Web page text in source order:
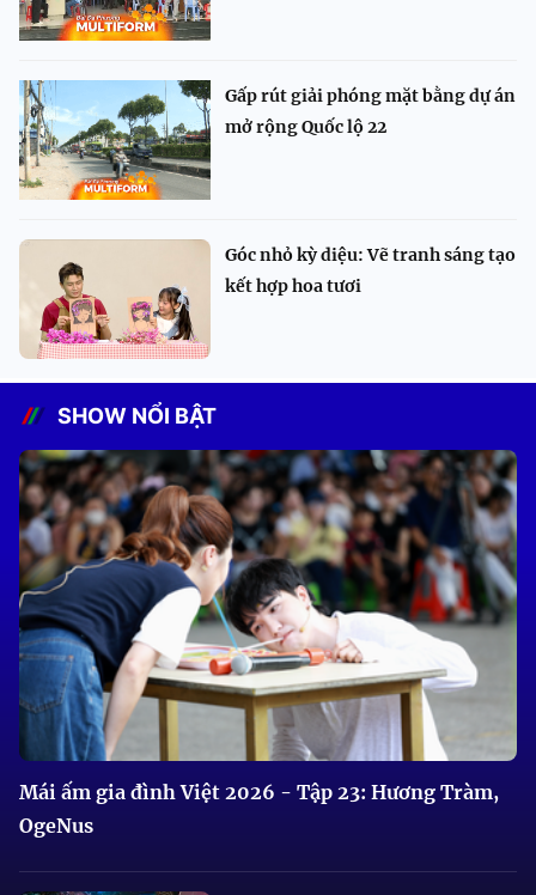
Gấp rút giải phóng mặt bằng dự án
mở rộng Quốc lộ 22
Góc nhỏ kỳ diệu: Vẽ tranh sáng tạo
kết hợp hoa tươi
SHOW NỔI BẬT
Mái ấm gia đình Việt 2026 - Tập 23: Hương Tràm,
OgeNus